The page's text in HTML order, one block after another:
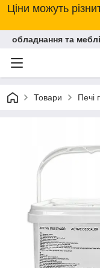
Ціни можуть
обладнання та
Товари Печі